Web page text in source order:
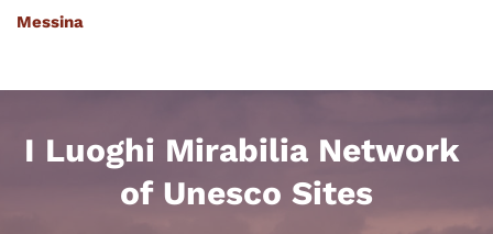
Messina
I Luoghi Mirabilia Network
of Unesco Sites